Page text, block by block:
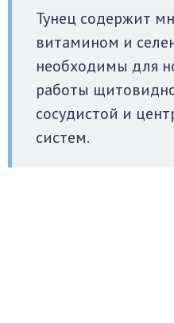
Тунец содержит
витамином и
необходимы для
работы
сосудистой и
систем.